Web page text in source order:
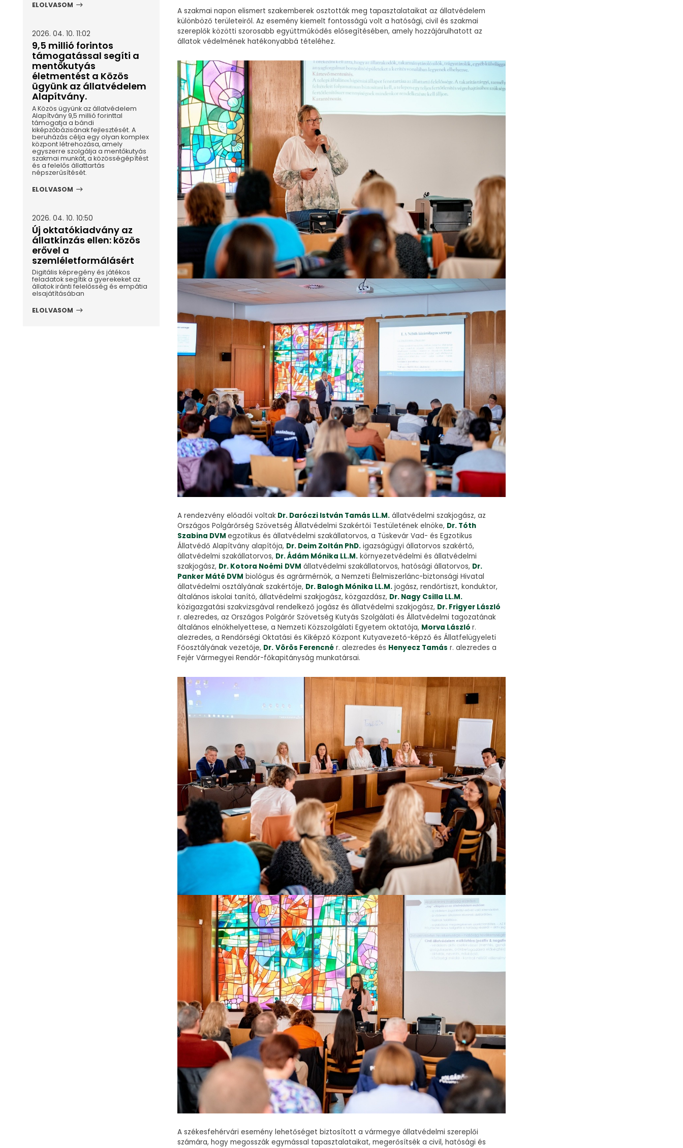
A szakmai napon elismert szakemberek osztották meg tapasztalataikat az állatvédelem
különböző területeiről. Az esemény kiemelt fontosságú volt a hatósági, civil és szakmai
szereplők közötti szorosabb együttműködés elősegítésében, amely hozzájárulhatott az
állatok védelmének hatékonyabbá tételéhez.
A rendezvény előadói voltak Dr. Daróczi István Tamás LL.M. állatvédelmi szakjogász, az
Országos Polgárőrség Szövetség Állatvédelmi Szakértői Testületének elnöke, Dr. Tóth
Szabina DVMegzotikus és állatvédelmi szakállatorvos, a Tüskevár Vad- és Egzotikus
Állatvédő Alapítvány alapítója, Dr. Deim Zoltán PhD. igazságügyi állatorvos szakértő,
állatvédelmi szakállatorvos, Dr. Ádám Mónika LL.M. környezetvédelmi és állatvédelmi
szakjogász, Dr. Kotora Noémi DVM állatvédelmi szakállatorvos, hatósági állatorvos, Dr.
Panker Máté DVM biológus és agrármérnök, a Nemzeti Élelmiszerlánc-biztonsági Hivatal
állatvédelmi osztályának szakértője, Dr. Balogh Mónika LL.M. jogász, rendőrtiszt, konduktor,
általános iskolai tanító, állatvédelmi szakjogász, közgazdász, Dr. Nagy Csilla LL.M.
közigazgatási szakvizsgával rendelkező jogász és állatvédelmi szakjogász, Dr. Frigyer László
r. alezredes, az Országos Polgárőr Szövetség Kutyás Szolgálati és Állatvédelmi tagozatának
általános elnökhelyettese, a Nemzeti Közszolgálati Egyetem oktatója, Morva Lászlór.
alezredes, a Rendőrségi Oktatási és Kiképző Központ Kutyavezető-képző és Állatfelügyeleti
Főosztályának vezetője, Dr. Vörös Ferencné r. alezredes és Henyecz Tamás r. alezredes a
Fejér Vármegyei Rendőr-főkapitányság munkatársai.
A székesfehérvári esemény lehetőséget biztosított a vármegye állatvédelmi szereplői
számára, hogy megosszák egymással tapasztalataikat, megerősítsék a civil, hatósági és
ELOLVASOM
2026. 04. 10. 11:02
9,5 millió forintos
támogatással segíti a
mentőkutyás
életmentést a Közös
ügyünk az állatvédelem
Alapítvány.
A Közös ügyünk az állatvédelem
Alapítvány 9,5 millió forinttal
támogatja a bándi
kiképzőbázisának fejlesztését. A
beruházás célja egy olyan komplex
központ létrehozása, amely
egyszerre szolgálja a mentőkutyás
szakmai munkát, a közösségépítést
és a felelős állattartás
népszerűsítését.
ELOLVASOM
2026. 04. 10. 10:50
Új oktatókiadvány az
állatkínzás ellen: közös
erővel a
szemléletformálásért
Digitális képregény és játékos
feladatok segítik a gyerekeket az
állatok iránti felelősség és empátia
elsajátításában
ELOLVASOM